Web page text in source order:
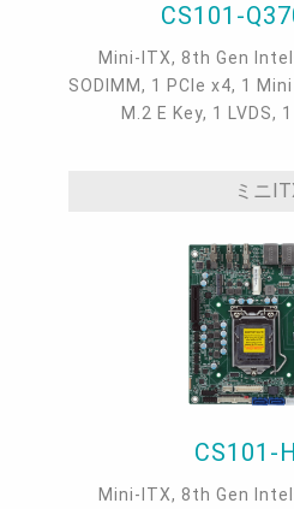
CS101-
Mini-ITX, 8th Gen
SODIMM, 1 PCIe x4, 1
M.2 E Key, 1 LVDS,
ミニ
CS101-
Mini-ITX, 8th Gen